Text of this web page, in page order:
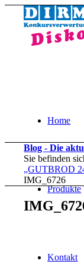
Home
Produkte
Kontakt
Blog - Die
Sie befinden
„GUTBROD
IMG_6726